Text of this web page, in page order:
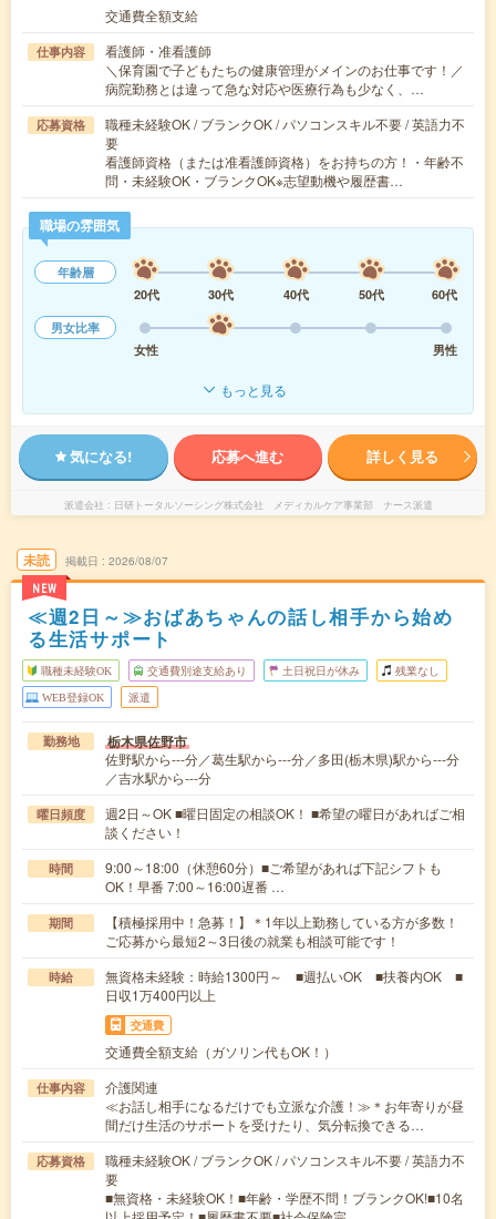
交通費全額支給
仕事内容
看護師・准看護師
＼保育園で子どもたちの健康管理がメインのお仕事です！／
病院勤務とは違って急な対応や医療行為も少なく、…
応募資格
職種未経験OK / ブランクOK / パソコンスキル不要 / 英語力不
要
看護師資格（または准看護師資格）をお持ちの方！・年齢不
問・未経験OK・ブランクOK※志望動機や履歴書…
職場の雰囲気
年齢層
20代
30代 40代 50代
60代
男女比率
女性
男性
もっと見る
気になる! 応募へ進む 詳しく見る
派遣会社 日研トータルソーシング株式会社 メディカルケア事業部 ナース派遣
未読
NEW
掲載日 2026/08/07
≪週2日～≫おばあちゃんの話し相手から始め
る生活サポート
職種未経験OK 交通費別途支給あり 土日祝日が休み 残業なし
WEB登録OK 派遣
勤務地 栃木県佐野市
佐野駅から---分／葛生駅から---分／多田(栃木県)駅から---分
／吉水駅から---分
曜日頻度
週2日～OK ■曜日固定の相談OK！ ■希望の曜日があればご相
談ください！
時間
9:00～18:00（休憩60分）■ご希望があれば下記シフトも
OK！早番 7:00～16:00遅番 …
期間
【積極採用中！急募！】＊1年以上勤務している方が多数！
ご応募から最短2～3日後の就業も相談可能です！
時給
無資格未経験：時給1300円～ ■週払いOK ■扶養内OK ■
日収1万400円以上
交通費
交通費全額支給（ガソリン代もOK！）
仕事内容
介護関連
≪お話し相手になるだけでも立派な介護！≫＊お年寄りが昼
間だけ生活のサポートを受けたり、気分転換できる…
応募資格
職種未経験OK / ブランクOK / パソコンスキル不要 / 英語力不
要
■無資格・未経験OK！■年齢・学歴不問！ブランクOK!■10名